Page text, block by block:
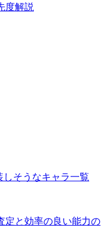
度解説
そうなキャラ一覧
定と効率の良い能力の